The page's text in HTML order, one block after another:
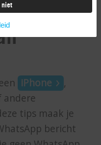
iPhone
,
andere
tips maak je
bericht
niet